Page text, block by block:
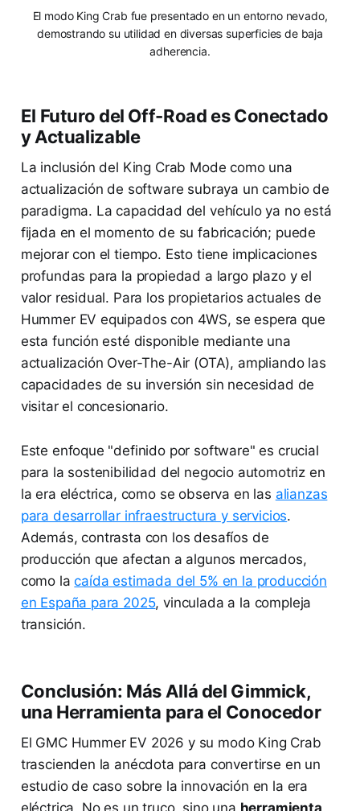
El modo King Crab fue presentado en un entorno nevado,
demostrando su utilidad en diversas superficies de baja
adherencia.
El Futuro del Off-Road es Conectado
y Actualizable
La inclusión del King Crab Mode como una
actualización de software subraya un cambio de
paradigma. La capacidad del vehículo ya no está
fijada en el momento de su fabricación; puede
mejorar con el tiempo. Esto tiene implicaciones
profundas para la propiedad a largo plazo y el
valor residual. Para los propietarios actuales de
Hummer EV equipados con 4WS, se espera que
esta función esté disponible mediante una
actualización Over-The-Air (OTA), ampliando las
capacidades de su inversión sin necesidad de
visitar el concesionario.
Este enfoque "definido por software" es crucial
para la sostenibilidad del negocio automotriz en
la era eléctrica, como se observa en las alianzas
para desarrollar infraestructura y servicios.
Además, contrasta con los desafíos de
producción que afectan a algunos mercados,
como lacaída estimada del 5% en la producción
en España para 2025, vinculada a la compleja
transición.
Conclusión: Más Allá del Gimmick,
una Herramienta para el Conocedor
El GMC Hummer EV 2026 y su modo King Crab
trascienden la anécdota para convertirse en un
estudio de caso sobre la innovación en la era